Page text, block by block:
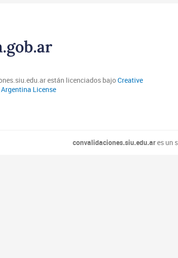
están licenciados bajoCreative
License
convalidaciones.siu.edu.ares un